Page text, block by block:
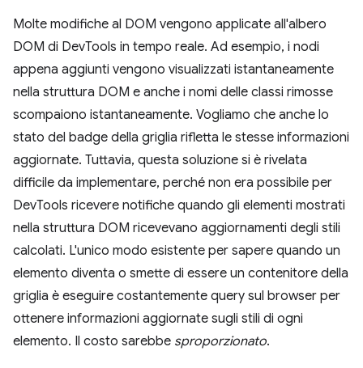
Molte modifiche al DOM vengono applicate all'albero
DOM di DevTools in tempo reale. Ad esempio, i nodi
appena aggiunti vengono visualizzati istantaneamente
nella struttura DOM e anche i nomi delle classi rimosse
scompaiono istantaneamente. Vogliamo che anche lo
stato del badge della griglia rifletta le stesse informazioni
aggiornate. Tuttavia, questa soluzione si è rivelata
difficile da implementare, perché non era possibile per
DevTools ricevere notifiche quando gli elementi mostrati
nella struttura DOM ricevevano aggiornamenti degli stili
calcolati. L'unico modo esistente per sapere quando un
elemento diventa o smette di essere un contenitore della
griglia è eseguire costantemente query sul browser per
ottenere informazioni aggiornate sugli stili di ogni
elemento. Il costo sarebbe sproporzionato.